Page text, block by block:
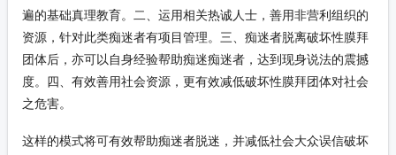
遍的基础真理教育。二、运用相关热诚人士，善用非营利组织的
资源，针对此类痴迷者有项目管理。三、痴迷者脱离破坏性膜拜
团体后，亦可以自身经验帮助痴迷痴迷者，达到现身说法的震撼
度。四、有效善用社会资源，更有效减低破坏性膜拜团体对社会
之危害。
这样的模式将可有效帮助痴迷者脱迷，并减低社会大众误信破坏